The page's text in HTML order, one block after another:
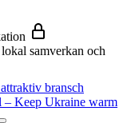
samverkan och
bransch
– Keep Ukraine warm